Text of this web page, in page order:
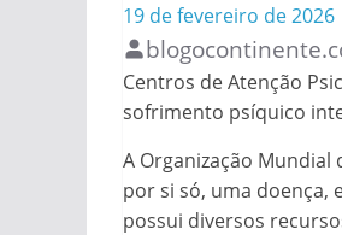
19 de fevereiro de 2026
Centros de Atenção
sofrimento psíquico
A Organização Mundial
por si só, uma doença,
possui diversos